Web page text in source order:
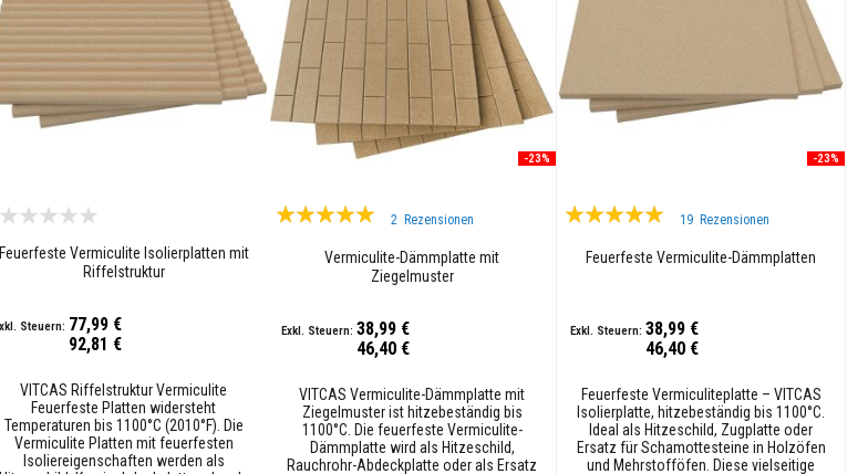
Feuerfeste Vermiculite Isolierplatten mit
Riffelstruktur
92,81 €
77,99 €
VITCAS Riffelstruktur Vermiculite
Feuerfeste Platten widersteht
Temperaturen bis 1100°C (2010°F). Die
Vermiculite Platten mit feuerfesten
Isoliereigenschaften werden als
-23%
Bewertung:
2Rezensionen
Vermiculite-Dämmplatte mit
Ziegelmuster
46,40 €
38,99 €
VITCAS Vermiculite-Dämmplatte mit
Ziegelmuster ist hitzebeständig bis
1100°C. Die feuerfeste Vermiculite-
Dämmplatte wird als Hitzeschild,
Rauchrohr-Abdeckplatte oder als Ersatz
-23%
Bewertung:
19Rezensionen
Feuerfeste Vermiculite-Dämmplatten
46,40 €
38,99 €
Feuerfeste Vermiculiteplatte – VITCAS
Isolierplatte, hitzebeständig bis 1100°C.
Ideal als Hitzeschild, Zugplatte oder
Ersatz für Schamottesteine in Holzöfen
und Mehrstofföfen. Diese vielseitige